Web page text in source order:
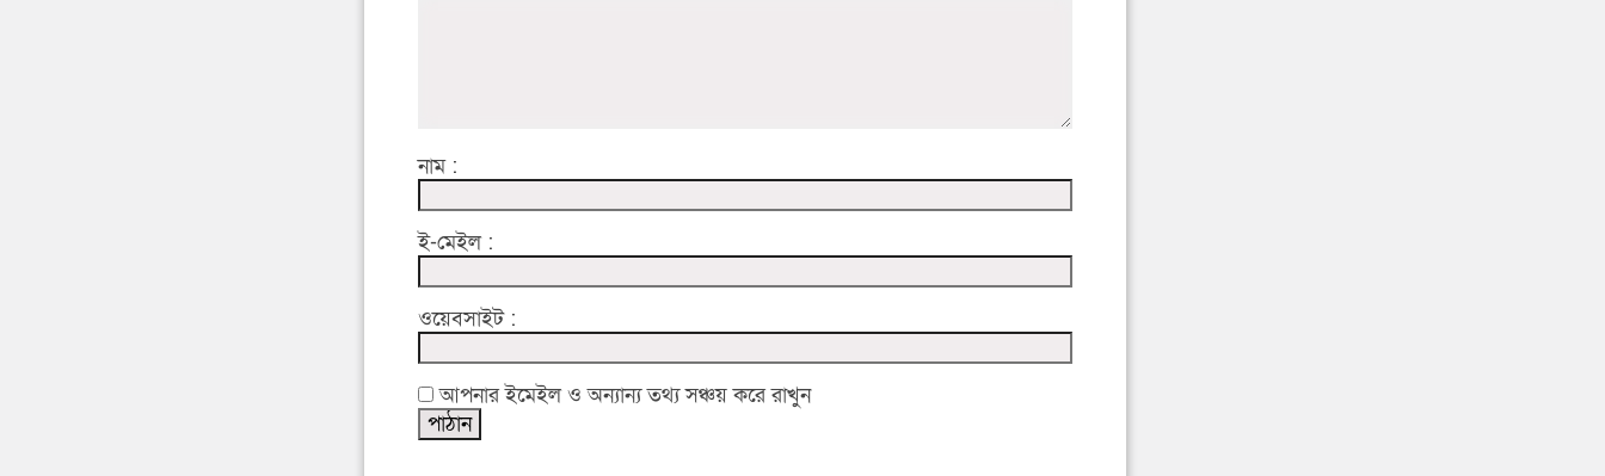
নাম :
ই-মেইল :
ওয়েবসাইট :
আপনার ইমেইল ও অন্যান্য তথ্য সঞ্চয় করে রাখুন